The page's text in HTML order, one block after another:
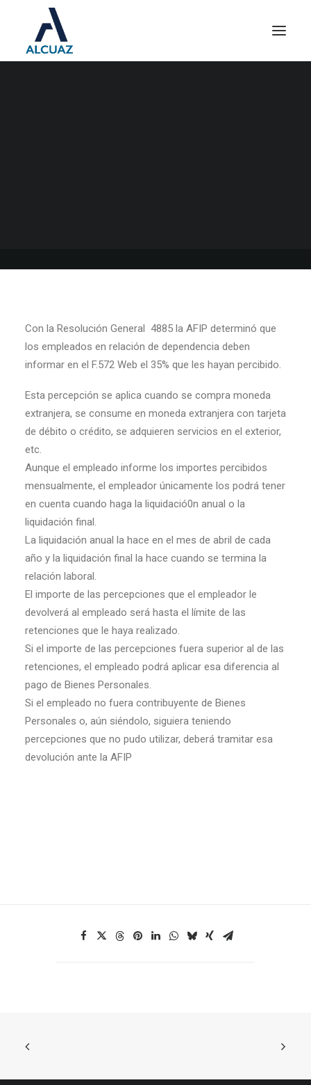
Con la Resolución General 4885 la AFIP determinó que
los empleados en relación de dependencia deben
informar en el F.572 Web el 35% que les hayan percibido.
Esta percepción se aplica cuando se compra moneda
extranjera, se consume en moneda extranjera con tarjeta
de débito o crédito, se adquieren servicios en el exterior,
etc.
Aunque el empleado informe los importes percibidos
mensualmente, el empleador únicamente los podrá tener
en cuenta cuando haga la liquidació0n anual o la
liquidación final.
La liquidación anual la hace en el mes de abril de cada
año y la liquidación final la hace cuando se termina la
relación laboral.
El importe de las percepciones que el empleador le
devolverá al empleado será hasta el límite de las
retenciones que le haya realizado.
Si el importe de las percepciones fuera superior al de las
retenciones, el empleado podrá aplicar esa diferencia al
pago de Bienes Personales.
Si el empleado no fuera contribuyente de Bienes
Personales o, aún siéndolo, siguiera teniendo
percepciones que no pudo utilizar, deberá tramitar esa
devolución ante la AFIP